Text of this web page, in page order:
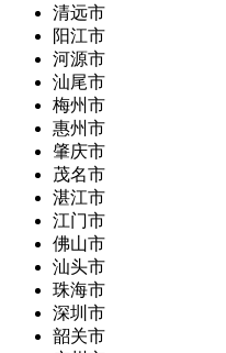
清远市
阳江市
河源市
汕尾市
梅州市
惠州市
肇庆市
茂名市
湛江市
江门市
佛山市
汕头市
珠海市
深圳市
韶关市